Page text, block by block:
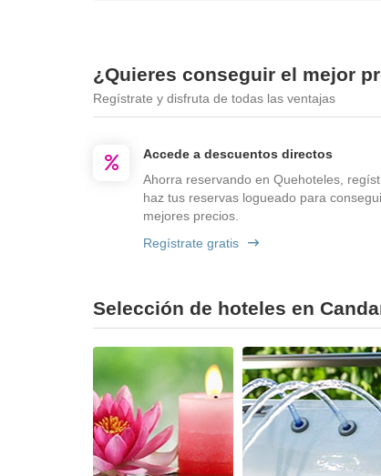
¿Quieres conseguir el mejor
Regístrate y disfruta de todas las ventajas
Accede a descuentos directos
Ahorra reservando en Quehoteles,
haz tus reservas logueado para
mejores precios.
Regístrate gratis
Selección de hoteles en